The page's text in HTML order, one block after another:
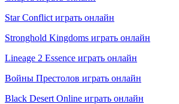
Star Conflict играть онлайн
Stronghold Kingdoms играть онлайн
Lineage 2 Essence играть онлайн
Войны Престолов играть онлайн
Black Desert Online играть онлайн